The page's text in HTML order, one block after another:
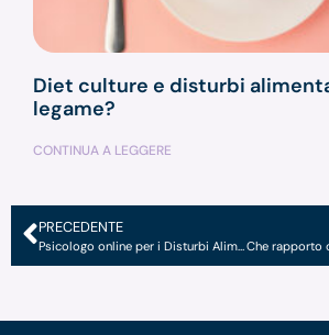
Diet culture e disturbi
legame?
CONTINUA A LEGGERE
PRECEDENTE
Psicologo online per i Disturbi Alimentari: come funziona la prima visita?